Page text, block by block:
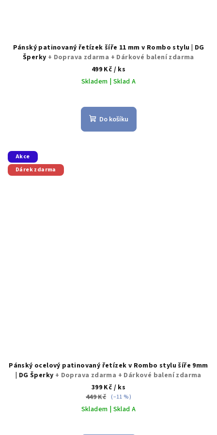
Pánský patinovaný řetízek šíře 11 mm v Rombo stylu | DG
Šperky + Doprava zdarma + Dárkové balení zdarma
499 Kč / ks
Skladem | Sklad A
Do košíku
Akce
Dárek zdarma
Pánský ocelový patinovaný řetízek v Rombo stylu šíře 9mm
| DG Šperky + Doprava zdarma + Dárkové balení zdarma
399 Kč / ks
449 Kč (–11 %)
Skladem | Sklad A